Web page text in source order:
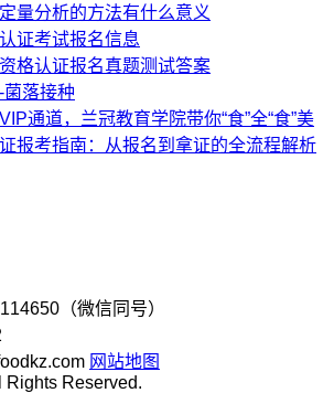
量分析的方法有什么意义
证考试报名信息
格认证报名真题测试答案
落接种
通道，兰冠教育学院带你“食”全“食”美
报考指南：从报名到拿证的全流程解析
（微信同号）
网站地图
Reserved.